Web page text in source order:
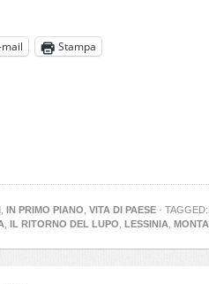
mail Stampa
IN PRIMO PIANO VITA DI PAESE · TAGGED:
IL RITORNO DEL LUPO LESSINIA